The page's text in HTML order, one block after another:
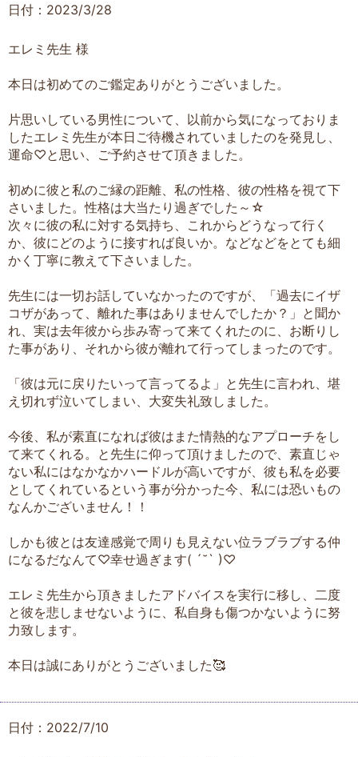
日付：2023/3/28
エレミ先生 様
本日は初めてのご鑑定ありがとうございました。
片思いしている男性について、以前から気になっておりま
したエレミ先生が本日ご待機されていましたのを発見し、
運命♡と思い、ご予約させて頂きました。
初めに彼と私のご縁の距離、私の性格、彼の性格を視て下
さいました。性格は大当たり過ぎでした～☆
次々に彼の私に対する気持ち、これからどうなって行く
か、彼にどのように接すれば良いか。などなどをとても細
かく丁寧に教えて下さいました。
先生には一切お話していなかったのですが、「過去にイザ
コザがあって、離れた事はありませんでしたか？」と聞か
れ、実は去年彼から歩み寄って来てくれたのに、お断りし
た事があり、それから彼が離れて行ってしまったのです。
「彼は元に戻りたいって言ってるよ」と先生に言われ、堪
え切れず泣いてしまい、大変失礼致しました。
今後、私が素直になれば彼はまた情熱的なアプローチをし
て来てくれる。と先生に仰って頂けましたので、素直じゃ
ない私にはなかなかハードルが高いですが、彼も私を必要
としてくれているという事が分かった今、私には恐いもの
なんかございません！！
しかも彼とは友達感覚で周りも見えない位ラブラブする仲
になるだなんて♡幸せ過ぎます( ´˘` )♡
エレミ先生から頂きましたアドバイスを実行に移し、二度
と彼を悲しませないように、私自身も傷つかないように努
力致します。
本日は誠にありがとうございました🥰
日付：2022/7/10